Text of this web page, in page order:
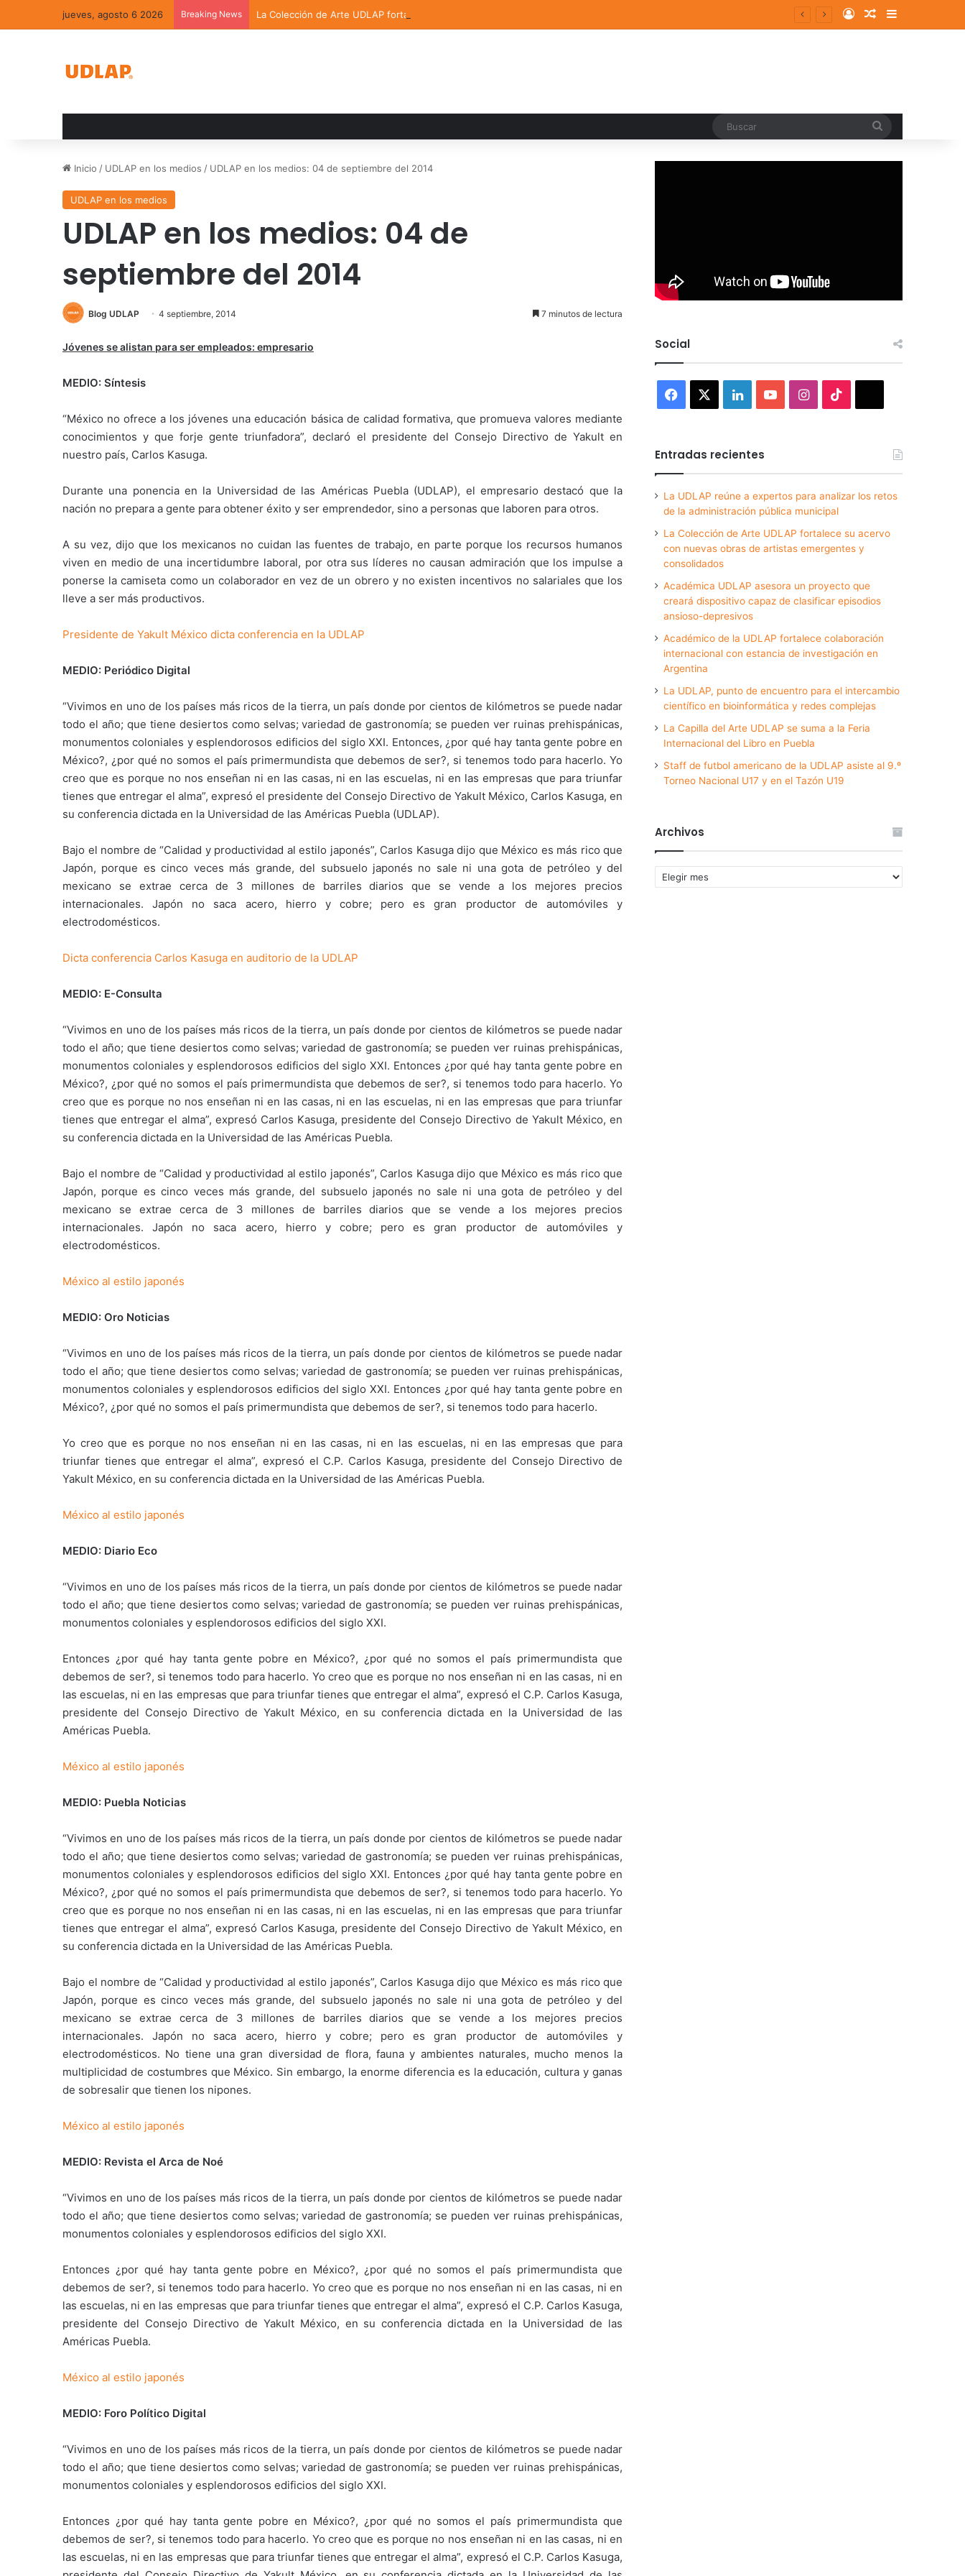
jueves, agosto 6 2026 Breaking News La Colección de Arte UDLAP fortalece su acervo con nuevas obras de artistas emergentes y consolidados Log InRandom Article
Sidebar
Inicio / UDLAP en los medios / UDLAP en los medios: 04 de septiembre del 2014
UDLAP en los medios
UDLAP en los medios: 04 de
septiembre del 2014
Blog UDLAP 4 septiembre, 2014 7 minutos de lectura
Jóvenes se alistan para ser empleados: empresario
MEDIO: Síntesis
“México no ofrece a los jóvenes una educación básica de calidad formativa, que promueva valores mediante
conocimientos y que forje gente triunfadora”, declaró el presidente del Consejo Directivo de Yakult en
nuestro país, Carlos Kasuga.
Durante una ponencia en la Universidad de las Américas Puebla (UDLAP), el empresario destacó que la
nación no prepara a gente para obtener éxito y ser emprendedor, sino a personas que laboren para otros.
A su vez, dijo que los mexicanos no cuidan las fuentes de trabajo, en parte porque los recursos humanos
viven en medio de una incertidumbre laboral, por otra sus líderes no causan admiración que los impulse a
ponerse la camiseta como un colaborador en vez de un obrero y no existen incentivos no salariales que los
lleve a ser más productivos.
Presidente de Yakult México dicta conferencia en la UDLAP
MEDIO: Periódico Digital
“Vivimos en uno de los países más ricos de la tierra, un país donde por cientos de kilómetros se puede nadar
todo el año; que tiene desiertos como selvas; variedad de gastronomía; se pueden ver ruinas prehispánicas,
monumentos coloniales y esplendorosos edificios del siglo XXI. Entonces, ¿por qué hay tanta gente pobre en
México?, ¿por qué no somos el país primermundista que debemos de ser?, si tenemos todo para hacerlo. Yo
creo que es porque no nos enseñan ni en las casas, ni en las escuelas, ni en las empresas que para triunfar
tienes que entregar el alma”, expresó el presidente del Consejo Directivo de Yakult México, Carlos Kasuga, en
su conferencia dictada en la Universidad de las Américas Puebla (UDLAP).
Bajo el nombre de “Calidad y productividad al estilo japonés”, Carlos Kasuga dijo que México es más rico que
Japón, porque es cinco veces más grande, del subsuelo japonés no sale ni una gota de petróleo y del
mexicano se extrae cerca de 3 millones de barriles diarios que se vende a los mejores precios
internacionales. Japón no saca acero, hierro y cobre; pero es gran productor de automóviles y
electrodomésticos.
Dicta conferencia Carlos Kasuga en auditorio de la UDLAP
MEDIO: E-Consulta
“Vivimos en uno de los países más ricos de la tierra, un país donde por cientos de kilómetros se puede nadar
todo el año; que tiene desiertos como selvas; variedad de gastronomía; se pueden ver ruinas prehispánicas,
monumentos coloniales y esplendorosos edificios del siglo XXI. Entonces ¿por qué hay tanta gente pobre en
México?, ¿por qué no somos el país primermundista que debemos de ser?, si tenemos todo para hacerlo. Yo
creo que es porque no nos enseñan ni en las casas, ni en las escuelas, ni en las empresas que para triunfar
tienes que entregar el alma”, expresó Carlos Kasuga, presidente del Consejo Directivo de Yakult México, en
su conferencia dictada en la Universidad de las Américas Puebla.
Bajo el nombre de “Calidad y productividad al estilo japonés”, Carlos Kasuga dijo que México es más rico que
Japón, porque es cinco veces más grande, del subsuelo japonés no sale ni una gota de petróleo y del
mexicano se extrae cerca de 3 millones de barriles diarios que se vende a los mejores precios
internacionales. Japón no saca acero, hierro y cobre; pero es gran productor de automóviles y
electrodomésticos.
México al estilo japonés
MEDIO: Oro Noticias
“Vivimos en uno de los países más ricos de la tierra, un país donde por cientos de kilómetros se puede nadar
todo el año; que tiene desiertos como selvas; variedad de gastronomía; se pueden ver ruinas prehispánicas,
monumentos coloniales y esplendorosos edificios del siglo XXI. Entonces ¿por qué hay tanta gente pobre en
México?, ¿por qué no somos el país primermundista que debemos de ser?, si tenemos todo para hacerlo.
Yo creo que es porque no nos enseñan ni en las casas, ni en las escuelas, ni en las empresas que para
triunfar tienes que entregar el alma”, expresó el C.P. Carlos Kasuga, presidente del Consejo Directivo de
Yakult México, en su conferencia dictada en la Universidad de las Américas Puebla.
México al estilo japonés
MEDIO: Diario Eco
“Vivimos en uno de los países más ricos de la tierra, un país donde por cientos de kilómetros se puede nadar
todo el año; que tiene desiertos como selvas; variedad de gastronomía; se pueden ver ruinas prehispánicas,
monumentos coloniales y esplendorosos edificios del siglo XXI.
Entonces ¿por qué hay tanta gente pobre en México?, ¿por qué no somos el país primermundista que
debemos de ser?, si tenemos todo para hacerlo. Yo creo que es porque no nos enseñan ni en las casas, ni en
las escuelas, ni en las empresas que para triunfar tienes que entregar el alma”, expresó el C.P. Carlos Kasuga,
presidente del Consejo Directivo de Yakult México, en su conferencia dictada en la Universidad de las
Américas Puebla.
México al estilo japonés
MEDIO: Puebla Noticias
“Vivimos en uno de los países más ricos de la tierra, un país donde por cientos de kilómetros se puede nadar
todo el año; que tiene desiertos como selvas; variedad de gastronomía; se pueden ver ruinas prehispánicas,
monumentos coloniales y esplendorosos edificios del siglo XXI. Entonces ¿por qué hay tanta gente pobre en
México?, ¿por qué no somos el país primermundista que debemos de ser?, si tenemos todo para hacerlo. Yo
creo que es porque no nos enseñan ni en las casas, ni en las escuelas, ni en las empresas que para triunfar
tienes que entregar el alma”, expresó Carlos Kasuga, presidente del Consejo Directivo de Yakult México, en
su conferencia dictada en la Universidad de las Américas Puebla.
Bajo el nombre de “Calidad y productividad al estilo japonés”, Carlos Kasuga dijo que México es más rico que
Japón, porque es cinco veces más grande, del subsuelo japonés no sale ni una gota de petróleo y del
mexicano se extrae cerca de 3 millones de barriles diarios que se vende a los mejores precios
internacionales. Japón no saca acero, hierro y cobre; pero es gran productor de automóviles y
electrodomésticos. No tiene una gran diversidad de flora, fauna y ambientes naturales, mucho menos la
multiplicidad de costumbres que México. Sin embargo, la enorme diferencia es la educación, cultura y ganas
de sobresalir que tienen los nipones.
México al estilo japonés
MEDIO: Revista el Arca de Noé
“Vivimos en uno de los países más ricos de la tierra, un país donde por cientos de kilómetros se puede nadar
todo el año; que tiene desiertos como selvas; variedad de gastronomía; se pueden ver ruinas prehispánicas,
monumentos coloniales y esplendorosos edificios del siglo XXI.
Entonces ¿por qué hay tanta gente pobre en México?, ¿por qué no somos el país primermundista que
debemos de ser?, si tenemos todo para hacerlo. Yo creo que es porque no nos enseñan ni en las casas, ni en
las escuelas, ni en las empresas que para triunfar tienes que entregar el alma”, expresó el C.P. Carlos Kasuga,
presidente del Consejo Directivo de Yakult México, en su conferencia dictada en la Universidad de las
Américas Puebla.
México al estilo japonés
MEDIO: Foro Político Digital
“Vivimos en uno de los países más ricos de la tierra, un país donde por cientos de kilómetros se puede nadar
todo el año; que tiene desiertos como selvas; variedad de gastronomía; se pueden ver ruinas prehispánicas,
monumentos coloniales y esplendorosos edificios del siglo XXI.
Entonces ¿por qué hay tanta gente pobre en México?, ¿por qué no somos el país primermundista que
debemos de ser?, si tenemos todo para hacerlo. Yo creo que es porque no nos enseñan ni en las casas, ni en
las escuelas, ni en las empresas que para triunfar tienes que entregar el alma”, expresó el C.P. Carlos Kasuga,
Social
Facebook LinkedInYouTubeInstagram
Entradas recientes
La UDLAP reúne a expertos para analizar los retos
de la administración pública municipal
La Colección de Arte UDLAP fortalece su acervo
con nuevas obras de artistas emergentes y
consolidados
Académica UDLAP asesora un proyecto que
creará dispositivo capaz de clasificar episodios
ansioso-depresivos
Académico de la UDLAP fortalece colaboración
internacional con estancia de investigación en
Argentina
La UDLAP, punto de encuentro para el intercambio
científico en bioinformática y redes complejas
La Capilla del Arte UDLAP se suma a la Feria
Internacional del Libro en Puebla
Staff de futbol americano de la UDLAP asiste al 9.º
Torneo Nacional U17 y en el Tazón U19
Archivos
Archivos